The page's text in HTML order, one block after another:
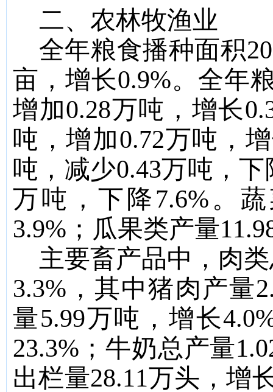
二、农林牧渔业
全年粮食播种面积
亩， 增长0.9%。全年
增加0.28万吨，增长
吨，增加0.72万吨，
吨， 减少0.43万吨，下
万吨，下降7.6% 。
3.9% ；瓜果类产量11.9
主要畜产品中，肉
3.3% ，其中猪肉产量
量5.99万吨，增长
23.3% ；牛奶总产量
出栏量28.11万头，增